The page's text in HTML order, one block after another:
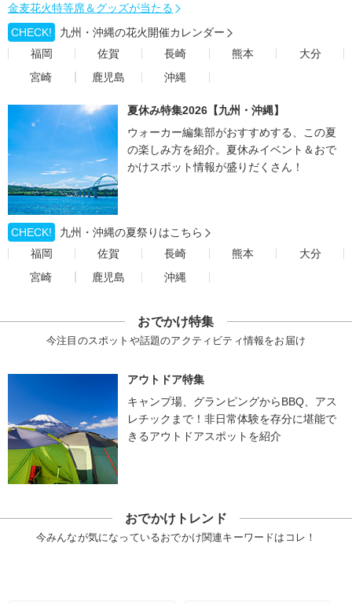
金麦花火特等席＆グッズが当たる
CHECK!
九州・沖縄の花火開催カレンダー
福岡
佐賀 長崎 熊本
大分
宮崎
鹿児島 沖縄
夏休み特集2026【九州・沖縄】
ウォーカー編集部がおすすめする、この夏
の楽しみ方を紹介。夏休みイベント＆おで
かけスポット情報が盛りだくさん！
CHECK!
九州・沖縄の夏祭りはこちら
福岡
佐賀 長崎 熊本
大分
宮崎
鹿児島 沖縄
おでかけ特集
今注目のスポットや話題のアクティビティ情報をお届け
アウトドア特集
キャンプ場、グランピングからBBQ、アス
レチックまで！非日常体験を存分に堪能で
きるアウトドアスポットを紹介
おでかけトレンド
今みんなが気になっているおでかけ関連キーワードはコレ！